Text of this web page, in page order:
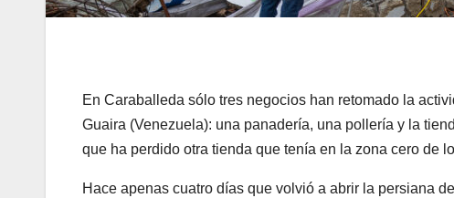
En Caraballeda sólo tres negocios han retomado la
Guaira (Venezuela): una panadería, una pollería y la
que ha perdido otra tienda que tenía en la zona cero de
Hace apenas cuatro días que volvió a abrir la persiana